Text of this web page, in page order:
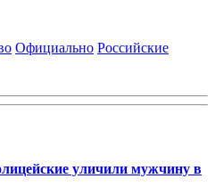
Официально Российские
уличили мужчину в